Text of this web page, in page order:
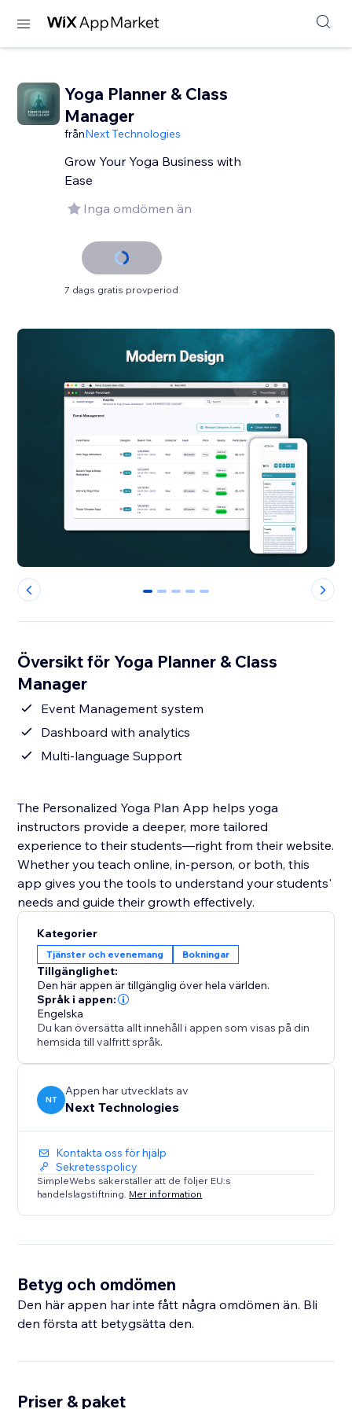
Yoga Planner & Class
Manager
frånNext Technologies
Grow Your Yoga Business with
Ease
Inga omdömen än
7 dags gratis provperiod
0 1 2 3 4
Översikt för Yoga Planner & Class
Manager
Event Management system
Dashboard with analytics
Multi-language Support
The Personalized Yoga Plan App helps yoga
instructors provide a deeper, more tailored
experience to their students—right from their website.
Whether you teach online, in-person, or both, this
app gives you the tools to understand your students'
needs and guide their growth effectively.
Kategorier
Tjänster och evenemang Bokningar
Tillgänglighet:
Den här appen är tillgänglig över hela världen.
Språk i appen:
Engelska
Du kan översätta allt innehåll i appen som visas på din
hemsida till valfritt språk.
NT
Appen har utvecklats av
Next Technologies
Kontakta oss för hjälp
Sekretesspolicy
SimpleWebs säkerställer att de följer EU:s
handelslagstiftning. Mer information
Betyg och omdömen
Den här appen har inte fått några omdömen än. Bli
den första att betygsätta den.
Priser & paket